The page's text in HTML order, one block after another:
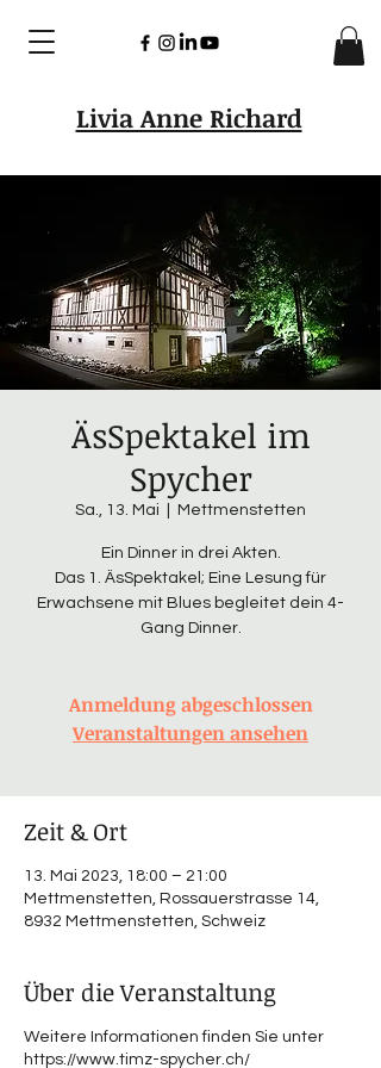
Livia Anne Richard
ÄsSpektakel im
Spycher
Sa., 13. Mai Mettmenstetten
Ein Dinner in drei Akten.
Das 1. ÄsSpektakel; Eine Lesung für
Erwachsene mit Blues begleitet dein 4-
Gang Dinner.
Anmeldung abgeschlossen
Veranstaltungen ansehen
Zeit & Ort
13. Mai 2023, 18:00 – 21:00
Mettmenstetten, Rossauerstrasse 14,
8932 Mettmenstetten, Schweiz
Über die Veranstaltung
Weitere Informationen finden Sie unter
https://www.timz-spycher.ch/